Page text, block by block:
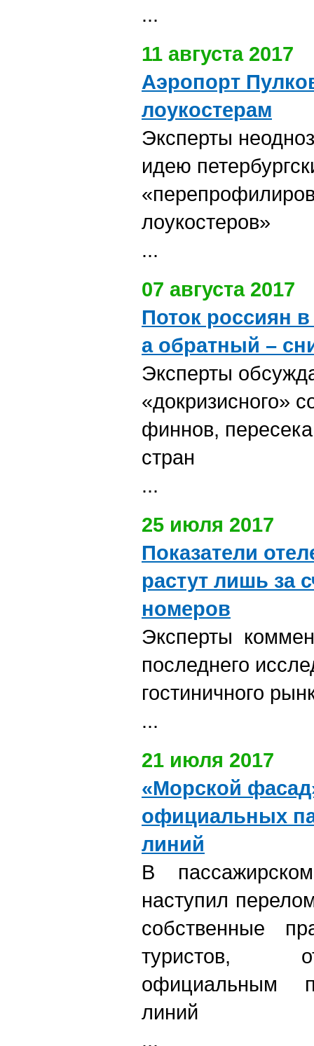
...
11 августа 2017
Аэропорт
лоукостерам
Эксперты
идею
лоукостеров»
...
07 августа 2017
Поток россиян
а обратный –
Эксперты
«докризисного»
финнов,
стран
...
25 июля 2017
Показатели
растут лишь за
номеров
Эксперты
последнего
гостиничного
...
21 июля 2017
«Морской
официальных
линий
В
наступил
собственные
туристов,
официальным
линий
...